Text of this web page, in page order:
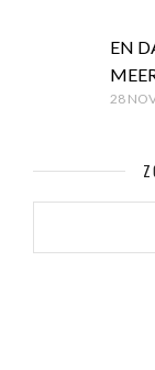
EN
28
ZOEKEN